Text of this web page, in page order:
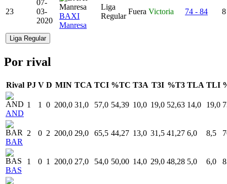
23
07-
03-
2020
BAXI
Manresa
Liga
Regular
Fuera Victoria 74 - 84
Liga Regular
Por rival
Rival PJ V D MIN TCA TCI %TC T3A T3I %T3 TLA TLI
AND
1 1 0 200,0 31,0 57,0 54,39 10,0 19,0 52,63 14,0 19,0
BAR
2 0 2 200,0 29,0 65,5 44,27 13,0 31,5 41,27 6,0 8,5
BAS
1 0 1 200,0 27,0 54,0 50,00 14,0 29,0 48,28 5,0 6,0